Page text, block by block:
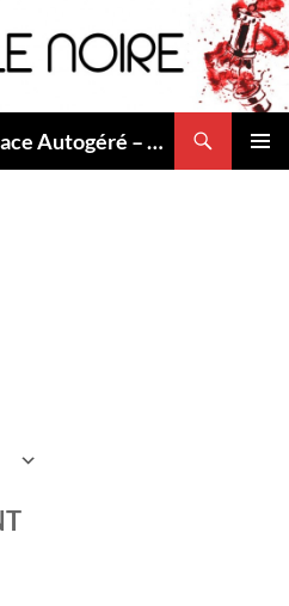
au
contenu
LA GUEULE NOIRE – Espace Autogéré – Saint Etienne